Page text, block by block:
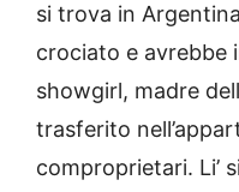
si trova in
crociato e avrebbe
showgirl, madre
trasferito
comproprietari. Li’